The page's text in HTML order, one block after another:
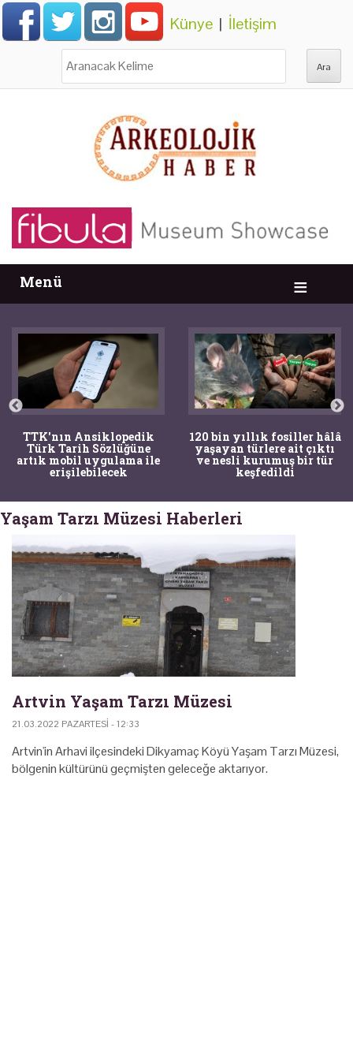
Künye | İletişim
Menü
TTK'nın Ansiklopedik
Türk Tarih Sözlüğüne
artık mobil uygulama ile
erişilebilecek
120 bin yıllık fosiller hâlâ
yaşayan türlere ait çıktı
ve nesli kurumuş bir tür
keşfedildi
Yaşam Tarzı Müzesi Haberleri
Artvin Yaşam Tarzı Müzesi
21.03.2022 PAZARTESI - 12:33
Artvin'in Arhavi ilçesindeki Dikyamaç Köyü Yaşam Tarzı Müzesi,
bölgenin kültürünü geçmişten geleceğe aktarıyor.